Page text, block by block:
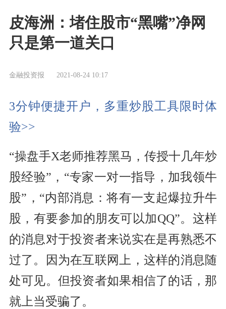
皮海洲：堵住股市“黑嘴”净网
只是第一道关口
金融投资报 2021-08-24 10:17
3分钟便捷开户，多重炒股工具限时体
验>>
“操盘手X老师推荐黑马，传授十几年炒
股经验”，“专家一对一指导，加我领牛
股”，“内部消息：将有一支起爆拉升牛
股，有要参加的朋友可以加QQ”。这样
的消息对于投资者来说实在是再熟悉不
过了。因为在互联网上，这样的消息随
处可见。但投资者如果相信了的话，那
就上当受骗了。